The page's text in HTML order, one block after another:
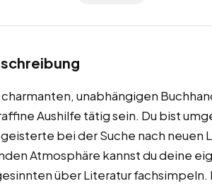
unabhängigen
Aushilfe tätig sein. Du bist
bei der Suche nach neuen
Atmosphäre kannst du deine
über Literatur